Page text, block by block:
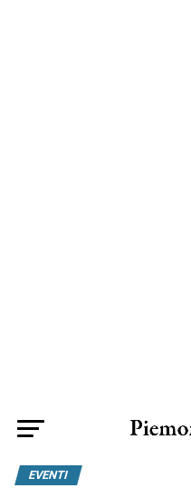
EVENTI